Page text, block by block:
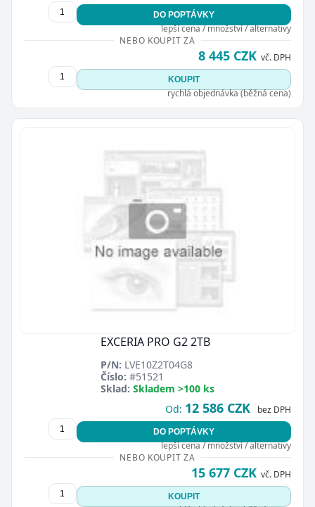
DO POPTÁVKY
lepší cena / množství / alternativy
NEBO KOUPIT ZA
8 445 CZK vč. DPH
KOUPIT
rychlá objednávka (běžná cena)
EXCERIA PRO G2 2TB
P/N: LVE10Z2T04G8
Číslo: #51521
Sklad: Skladem >100 ks
Od: 12 586 CZK bez DPH
DO POPTÁVKY
lepší cena / množství / alternativy
NEBO KOUPIT ZA
15 677 CZK vč. DPH
KOUPIT